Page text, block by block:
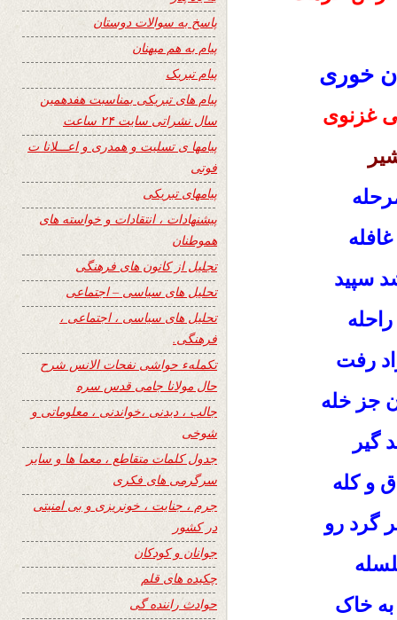
خوری
غزنوی
سپید
رفت
جز خله
گیر
و کله
گرد رو
به خاک
پاسخ به سوالات دوستان
پیام به هم میهنان
پیام تبریک
پیام های تبریکی بمناسبت هفدهمین
سال نشراتی سایت ۲۴ ساعت
پیامها ی تسلیت و همدری و اعـــلانا ت
فوتی
پیامهای تبریکی
پیشنهادات ، انتقادات و خواسته های
هموطنان
تجلیل از کانون های فرهنگی
تحلیل های سیاسی – اجتماعی
تحلیل های سیاسی ، اجتماعی ،
فرهنگی.
تکملهء حواشی نفحات الانس شرح
حال مولانا جامی قدس سره
جالب ، دیدنی ،خواندنی ، معلوماتی و
شوخی
جدول کلمات متقاطع ، معما ها و سایر
سرگرمی های فکری
جرم ، جنایت ، خونریزی و بی امنیتی
در کشور
جوانان و کودکان
چکیده های قلم
حوادث راننده گی